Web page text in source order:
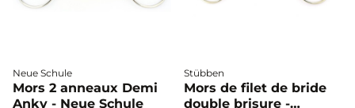
Neue Schule
Mors 2 anneaux Demi
Anky - Neue Schule
Stübben
Mors de filet de bride
double brisure -